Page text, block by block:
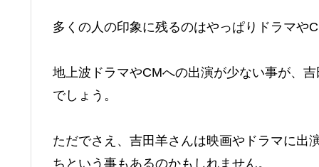
多くの人の印象に残るのはやっぱりドラマや
地上波ドラマやCMへの出演が少ない事が、
でしょう。
ただでさえ、吉田羊さんは映画やドラマに出
ちという事もあるのかもしれません。